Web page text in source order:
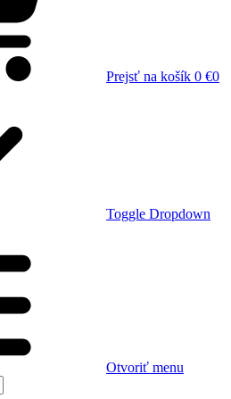
Prejsť na košík 0 €0
Toggle Dropdown
Otvoriť menu